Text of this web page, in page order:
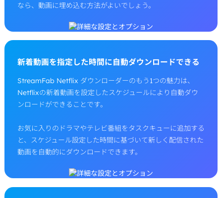
なら、動画に埋め込む方法がよいでしょう。
新着動画を指定した時間に自動ダウンロードできる
StreamFab Netflix ダウンローダーのもう1つの魅力は、
Netflixの新着動画を設定したスケジュールにより自動ダウ
ンロードができることです。
お気に入りのドラマやテレビ番組をタスクキューに追加する
と、スケジュール設定した時間に基づいて新しく配信された
動画を自動的にダウンロードできます。